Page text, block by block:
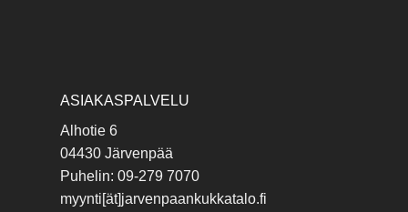
ASIAKASPALVELU
Alhotie 6
04430 Järvenpää
Puhelin: 09-279 7070
myynti[ät]jarvenpaankukkatalo.fi